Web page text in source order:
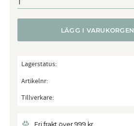
LÄGG I VARUKORGEN
Lagerstatus
Artikelnr
Tillverkare
Fri frakt över 999 kr